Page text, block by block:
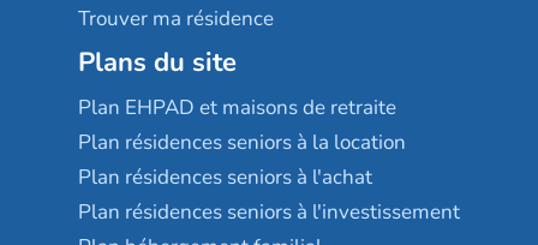
Trouver ma résidence
Plans du site
Plan EHPAD et maisons de retraite
Plan résidences seniors à la location
Plan résidences seniors à l'achat
Plan résidences seniors à l'investissement